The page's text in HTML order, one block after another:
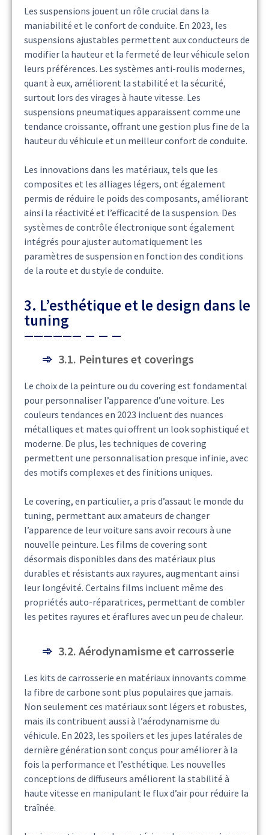
Les suspensions jouent un rôle crucial dans la
maniabilité et le confort de conduite. En 2023, les
suspensions ajustables permettent aux conducteurs de
modifier la hauteur et la fermeté de leur véhicule selon
leurs préférences. Les systèmes anti-roulis modernes,
quant à eux, améliorent la stabilité et la sécurité,
surtout lors des virages à haute vitesse. Les
suspensions pneumatiques apparaissent comme une
tendance croissante, offrant une gestion plus fine de la
hauteur du véhicule et un meilleur confort de conduite.
Les innovations dans les matériaux, tels que les
composites et les alliages légers, ont également
permis de réduire le poids des composants, améliorant
ainsi la réactivité et l’efficacité de la suspension. Des
systèmes de contrôle électronique sont également
intégrés pour ajuster automatiquement les
paramètres de suspension en fonction des conditions
de la route et du style de conduite.
3. L’esthétique et le design dans le
tuning
3.1. Peintures et coverings
Le choix de la peinture ou du covering est fondamental
pour personnaliser l’apparence d’une voiture. Les
couleurs tendances en 2023 incluent des nuances
métalliques et mates qui offrent un look sophistiqué et
moderne. De plus, les techniques de covering
permettent une personnalisation presque infinie, avec
des motifs complexes et des finitions uniques.
Le covering, en particulier, a pris d’assaut le monde du
tuning, permettant aux amateurs de changer
l’apparence de leur voiture sans avoir recours à une
nouvelle peinture. Les films de covering sont
désormais disponibles dans des matériaux plus
durables et résistants aux rayures, augmentant ainsi
leur longévité. Certains films incluent même des
propriétés auto-réparatrices, permettant de combler
les petites rayures et éraflures avec un peu de chaleur.
3.2. Aérodynamisme et carrosserie
Les kits de carrosserie en matériaux innovants comme
la fibre de carbone sont plus populaires que jamais.
Non seulement ces matériaux sont légers et robustes,
mais ils contribuent aussi à l’aérodynamisme du
véhicule. En 2023, les spoilers et les jupes latérales de
dernière génération sont conçus pour améliorer à la
fois la performance et l’esthétique. Les nouvelles
conceptions de diffuseurs améliorent la stabilité à
haute vitesse en manipulant le flux d’air pour réduire la
traînée.